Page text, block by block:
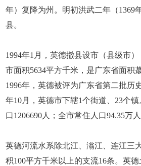
年）复降为州。明初洪武二年（1369
县。
1994年1月，英德撤县设市（县级市
市面积5634平方千米，是广东省面积
1996年，英德被评为广东省第二批历
年10月，英德市下辖1个街道、23个镇
口1206690人；全市常住人口94.35万人
英德河流水系除北江、滃江、连江三
积100平方千米以上的支流16条。英